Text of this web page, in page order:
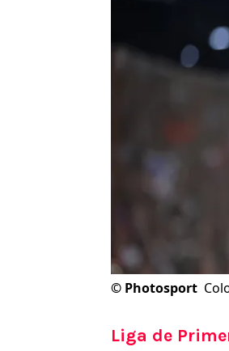
© Photosport
Liga de